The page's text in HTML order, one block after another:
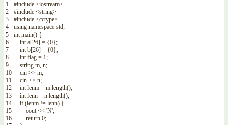
1
2
3
4
5
6
7
8
9
10
11
12
13
14
15
16
#include <iostream>
#include <string>
#include <cctype>
using namespace std;
int main() {
int a[26] = {0};
int b[26] = {0};
int flag = 1;
string m, n;
cin >> m;
cin >> n;
int lenm = m.length();
int lenn = n.length();
if (lenm != lenn) {
cout << 'N';
return 0;